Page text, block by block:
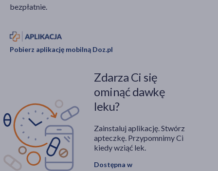
bezpłatnie.
Pobierz aplikację mobilną Doz.pl
Zdarza Ci się
ominąć dawkę
leku?
Zainstaluj aplikację. Stwórz
apteczkę. Przypomnimy Ci
kiedy wziąć lek.
Dostępna w